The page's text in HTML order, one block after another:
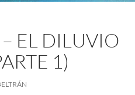
EL DILUVIO
1)